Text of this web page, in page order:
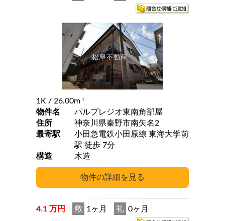
1K / 26.00m 2
物件名
パルプレジオ東南角部屋
住所
神奈川県秦野市南矢名2
最寄駅
小田急電鉄小田原線 東海大学前
駅 徒歩 7分
構造
木造
4.1 万円 敷 1ヶ月 礼 0ヶ月